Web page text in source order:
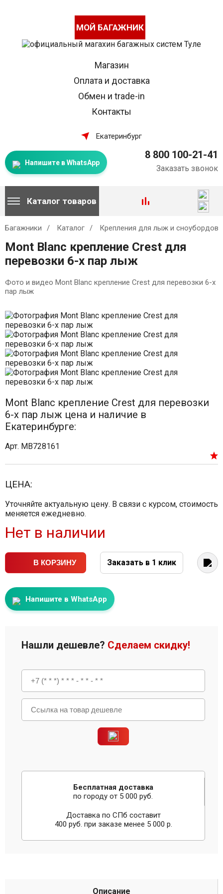
МОЙ БАГАЖНИК
Магазин
Оплата и доставка
Обмен и trade-in
Контакты
Екатеринбург
Напишите в WhatsApp
8 800 100-21-41
Заказать звонок
Каталог товаров
Багажники Каталог Крепления для лыж и сноубордов
Mont Blanc крепление Crest для
перевозки 6-х пар лыж
Фото и видео Mont Blanc крепление Crest для перевозки 6-х
пар лыж
Mont Blanc крепление Crest для перевозки
6-х пар лыж цена и наличие в
Екатеринбурге:
Арт. MB728161
ЦЕНА:
Уточняйте актуальную цену. В связи с курсом, стоимость
меняется ежедневно.
Нет в наличии
В КОРЗИНУ Заказать в 1 клик
Напишите в WhatsApp
Нашли дешевле? Сделаем скидку!
Бесплатная доставка
по городу от 5 000 руб.
Доставка по СПб составит
400 руб. при заказе менее 5 000 р.
Описание